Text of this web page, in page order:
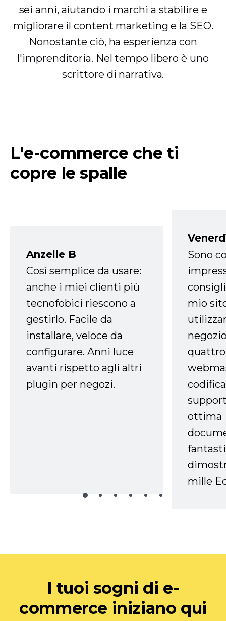
sei anni, aiutando i marchi a stabilire e
migliorare il content marketing e la SEO.
Nonostante ciò, ha esperienza con
l'imprenditoria. Nel tempo libero è uno
scrittore di narrativa.
L'e-commerce che ti
copre le spalle
Anzelle B
Così semplice da usare:
anche i miei clienti più
tecnofobici riescono a
gestirlo. Facile da
installare, veloce da
configurare. Anni luce
avanti rispetto agli altri
plugin per negozi.
Sono
mio
ottima
mille
I tuoi sogni di e-
commerce iniziano qui